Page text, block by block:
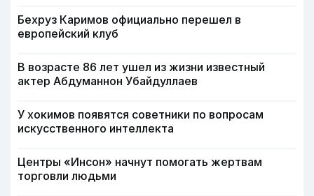
Бехруз Каримов официально перешел в
европейский клуб
В возрасте 86 лет ушел из жизни известный
актер Абдуманнон Убайдуллаев
У хокимов появятся советники по вопросам
искусственного интеллекта
Центры «Инсон» начнут помогать жертвам
торговли людьми